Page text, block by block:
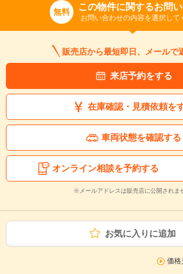
無料 この物件に関するお問
お問い合わせの内容を選択して
販売店から最短即日、メールで
来店予約をする
在庫確認・見積依頼を
車両状態を確認する
オンライン相談を予約する
※メールアドレスは販売店に公開されま
お気に入りに追加
価格